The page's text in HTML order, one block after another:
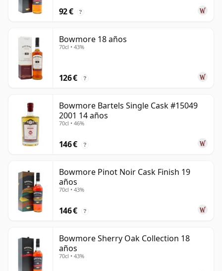
92 € ?
Bowmore 18 años
70cl • 43%
126 € ?
Bowmore Bartels Single Cask #15049
2001 14 años
70cl • 46%
146 € ?
Bowmore Pinot Noir Cask Finish 19
años
70cl • 43%
146 € ?
Bowmore Sherry Oak Collection 18
años
70cl • 43%